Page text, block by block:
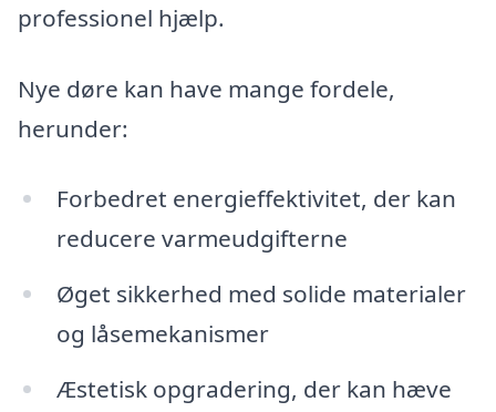
professionel hjælp.
Nye døre kan have mange fordele,
herunder:
Forbedret energieffektivitet, der kan
reducere varmeudgifterne
Øget sikkerhed med solide materialer
og låsemekanismer
Æstetisk opgradering, der kan hæve